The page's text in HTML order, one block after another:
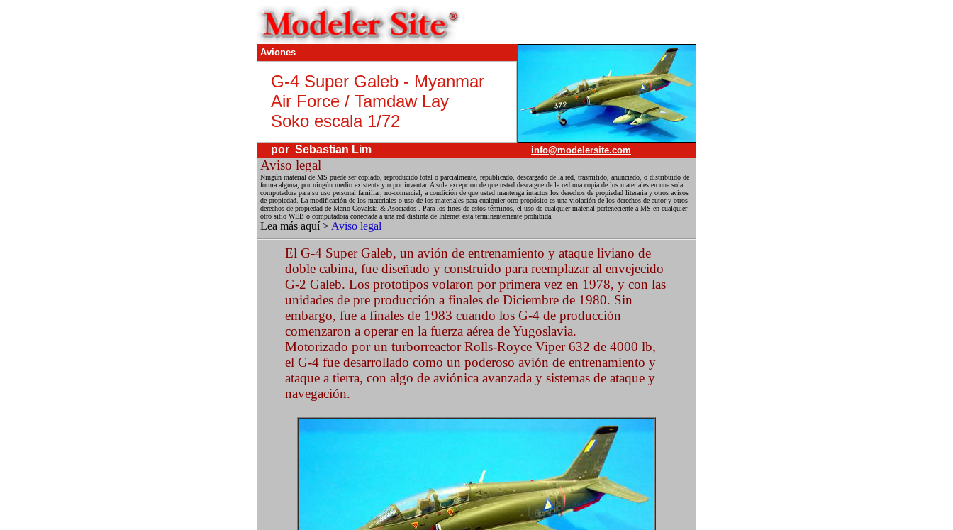
Aviones
G-4 Super Galeb - Myanmar
Air Force / Tamdaw Lay
Soko escala 1/72
por Sebastian Lim info@modelersite.com
Aviso legal
Ningún material de MS puede ser copiado, reproducido total o parcialmente, republicado, descargado de la red, trasmitido, anunciado, o distribuido de
forma alguna, por ningún medio existente y o por inventar. A sola excepción de que usted descargue de la red una copia de los materiales en una sola
computadora para su uso personal familiar, no-comercial, a condición de que usted mantenga intactos los derechos de propiedad literaria y otros avisos
de propiedad. La modificación de los materiales o uso de los materiales para cualquier otro propósito es una violación de los derechos de autor y otros
derechos de propiedad de Mario Covalski & Asociados . Para los fines de estos términos, el uso de cualquier material perteneciente a MS en cualquier
otro sitio WEB o computadora conectada a una red distinta de Internet esta terminantemente prohibida.
Lea más aquí > Aviso legal
El G-4 Super Galeb, un avión de entrenamiento y ataque liviano de
doble cabina, fue diseñado y construido para reemplazar al envejecido
G-2 Galeb. Los prototipos volaron por primera vez en 1978, y con las
unidades de pre producción a finales de Diciembre de 1980. Sin
embargo, fue a finales de 1983 cuando los G-4 de producción
comenzaron a operar en la fuerza aérea de Yugoslavia.
Motorizado por un turborreactor Rolls-Royce Viper 632 de 4000 lb,
el G-4 fue desarrollado como un poderoso avión de entrenamiento y
ataque a tierra, con algo de aviónica avanzada y sistemas de ataque y
navegación.